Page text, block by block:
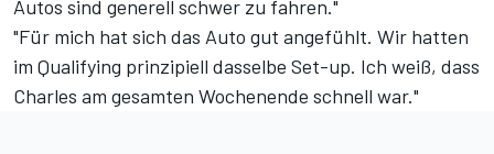
Autos sind generell schwer zu fahren."
"Für mich hat sich das Auto gut angefühlt. Wir hatten
im Qualifying prinzipiell dasselbe Set-up. Ich weiß, dass
Charles am gesamten Wochenende schnell war."